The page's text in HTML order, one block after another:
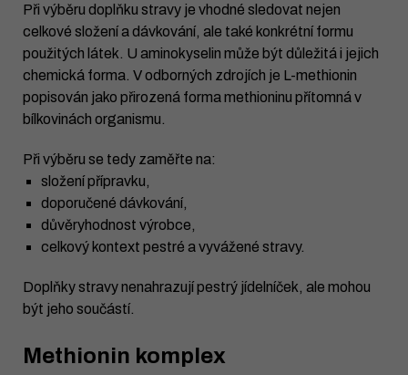
Při výběru doplňku stravy je vhodné sledovat nejen
celkové složení a dávkování, ale také konkrétní formu
použitých látek. U aminokyselin může být důležitá i jejich
chemická forma. V odborných zdrojích je L-methionin
popisován jako přirozená forma methioninu přítomná v
bílkovinách organismu.
Při výběru se tedy zaměřte na:
složení přípravku,
doporučené dávkování,
důvěryhodnost výrobce,
celkový kontext pestré a vyvážené stravy.
Doplňky stravy nenahrazují pestrý jídelníček, ale mohou
být jeho součástí.
Methionin komplex